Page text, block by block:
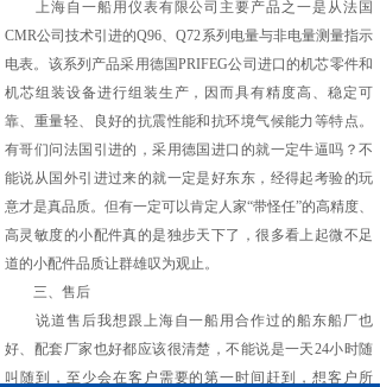
上海自一船用仪表有限公司主要产品之一是从法国
CMR公司技术引进的Q96、Q72系列电量与非电量测量指示
电表。该系列产品采用德国PRIFEG公司进口的机芯零件和
机芯组装设备进行组装生产，因而具有精度高、稳定可
靠、重量轻、良好的抗震性能和抗环境气候能力等特点。
有哥们问法国引进的，采用德国进口的就一定牛逼吗？不
能说从国外引进过来的就一定是好东东，经得起考验的玩
意才是真品质。但有一定可以肯定人家“带怪任”的高精度、
高灵敏度的小配件真的是独步天下了，很多看上起微不足
道的小配件品质让群雄叹为观止。
三、售后
说道售后我想跟上海自一船用合作过的船东船厂也
好、配套厂家也好都应该很清楚，不能说是一天24小时随
叫随到，至少会在客户需要的第一时间赶到，想客户所